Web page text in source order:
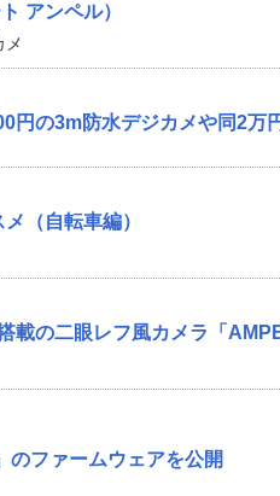
アンペル）
メ
円の3m防水デジカメや同2万
（自転車編）
載の二眼レフ風カメラ「
のファームウェアを公開